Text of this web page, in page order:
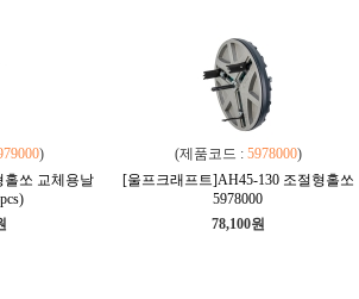
)
쏘 교체용날
(제품코드 : 5978000)
[울프크래프트]AH45-130 조절형홀쏘
5978000
78,100원